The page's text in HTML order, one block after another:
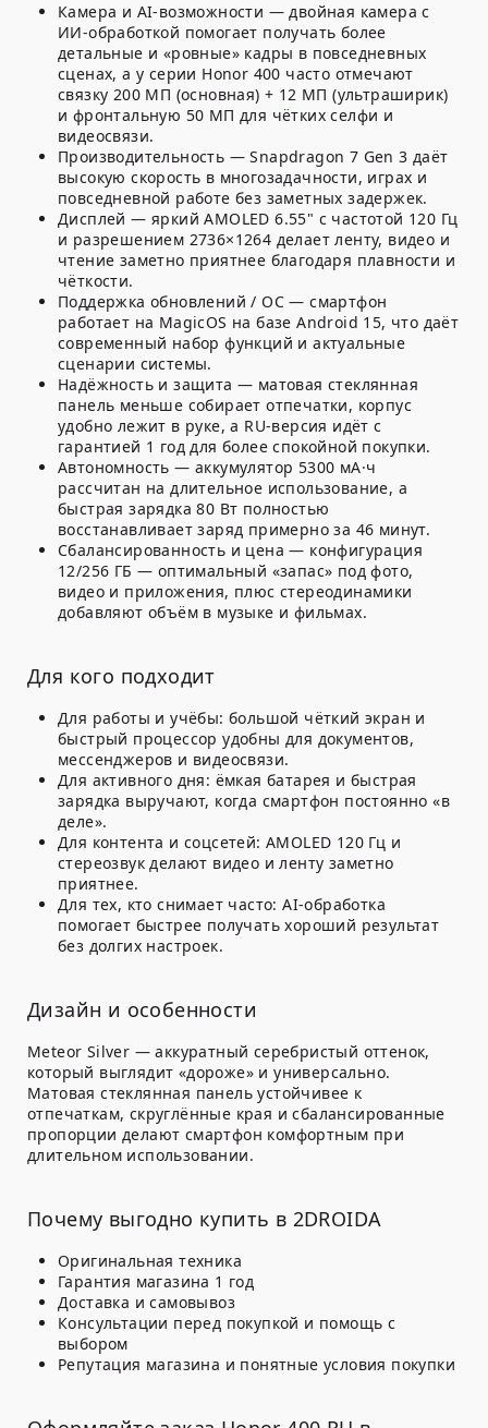
Камера и AI-возможности — двойная камера с
ИИ-обработкой помогает получать более
детальные и «ровные» кадры в повседневных
сценах, а у серии Honor 400 часто отмечают
связку 200 МП (основная) + 12 МП (ультраширик)
и фронтальную 50 МП для чётких селфи и
видеосвязи.
Производительность — Snapdragon 7 Gen 3 даёт
высокую скорость в многозадачности, играх и
повседневной работе без заметных задержек.
Дисплей — яркий AMOLED 6.55" с частотой 120 Гц
и разрешением 2736×1264 делает ленту, видео и
чтение заметно приятнее благодаря плавности и
чёткости.
Поддержка обновлений / ОС — смартфон
работает на MagicOS на базе Android 15, что даёт
современный набор функций и актуальные
сценарии системы.
Надёжность и защита — матовая стеклянная
панель меньше собирает отпечатки, корпус
удобно лежит в руке, а RU-версия идёт с
гарантией 1 год для более спокойной покупки.
Автономность — аккумулятор 5300 мА·ч
рассчитан на длительное использование, а
быстрая зарядка 80 Вт полностью
восстанавливает заряд примерно за 46 минут.
Сбалансированность и цена — конфигурация
12/256 ГБ — оптимальный «запас» под фото,
видео и приложения, плюс стереодинамики
добавляют объём в музыке и фильмах.
Для кого подходит
Для работы и учёбы: большой чёткий экран и
быстрый процессор удобны для документов,
мессенджеров и видеосвязи.
Для активного дня: ёмкая батарея и быстрая
зарядка выручают, когда смартфон постоянно «в
деле».
Для контента и соцсетей: AMOLED 120 Гц и
стереозвук делают видео и ленту заметно
приятнее.
Для тех, кто снимает часто: AI-обработка
помогает быстрее получать хороший результат
без долгих настроек.
Дизайн и особенности
Meteor Silver — аккуратный серебристый оттенок,
который выглядит «дороже» и универсально.
Матовая стеклянная панель устойчивее к
отпечаткам, скруглённые края и сбалансированные
пропорции делают смартфон комфортным при
длительном использовании.
Почему выгодно купить в 2DROIDA
Оригинальная техника
Гарантия магазина 1 год
Доставка и самовывоз
Консультации перед покупкой и помощь с
выбором
Репутация магазина и понятные условия покупки